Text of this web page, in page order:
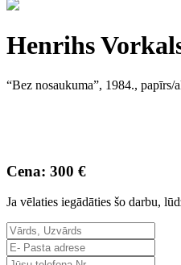
Henrihs
“Bez nosaukuma”, 1984.,
Cena: 300 €
Ja vēlaties iegādāties šo darbu,